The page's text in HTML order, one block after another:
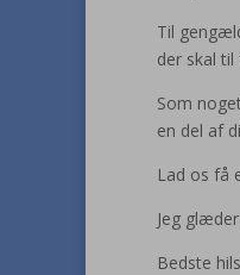
Til
der skal
Som
en del af
Lad os få
Jeg
Bedste